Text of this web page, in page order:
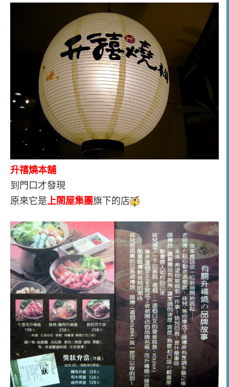
升禧燒本舖
到門口才發現
原來它是上閤屋集團旗下的店